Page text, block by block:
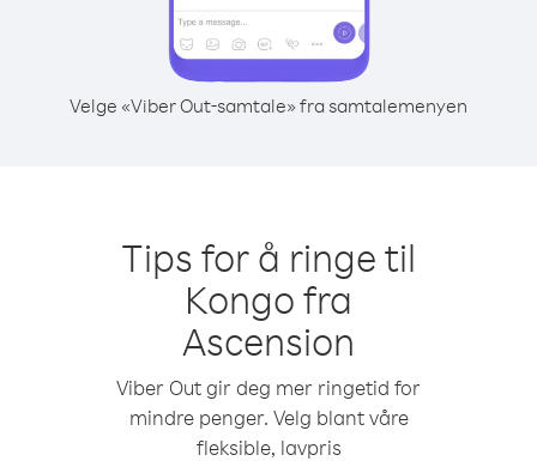
Velge «Viber Out-samtale» fra samtalemenyen
Tips for å ringe til
Kongo fra
Ascension
Viber Out gir deg mer ringetid for
mindre penger. Velg blant våre
fleksible, lavpris